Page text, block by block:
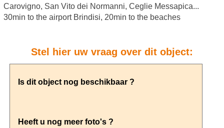
Carovigno, San Vito dei Normanni, Ceglie Messapica...
30min to the airport Brindisi, 20min to the beaches
Stel hier uw vraag over dit object: